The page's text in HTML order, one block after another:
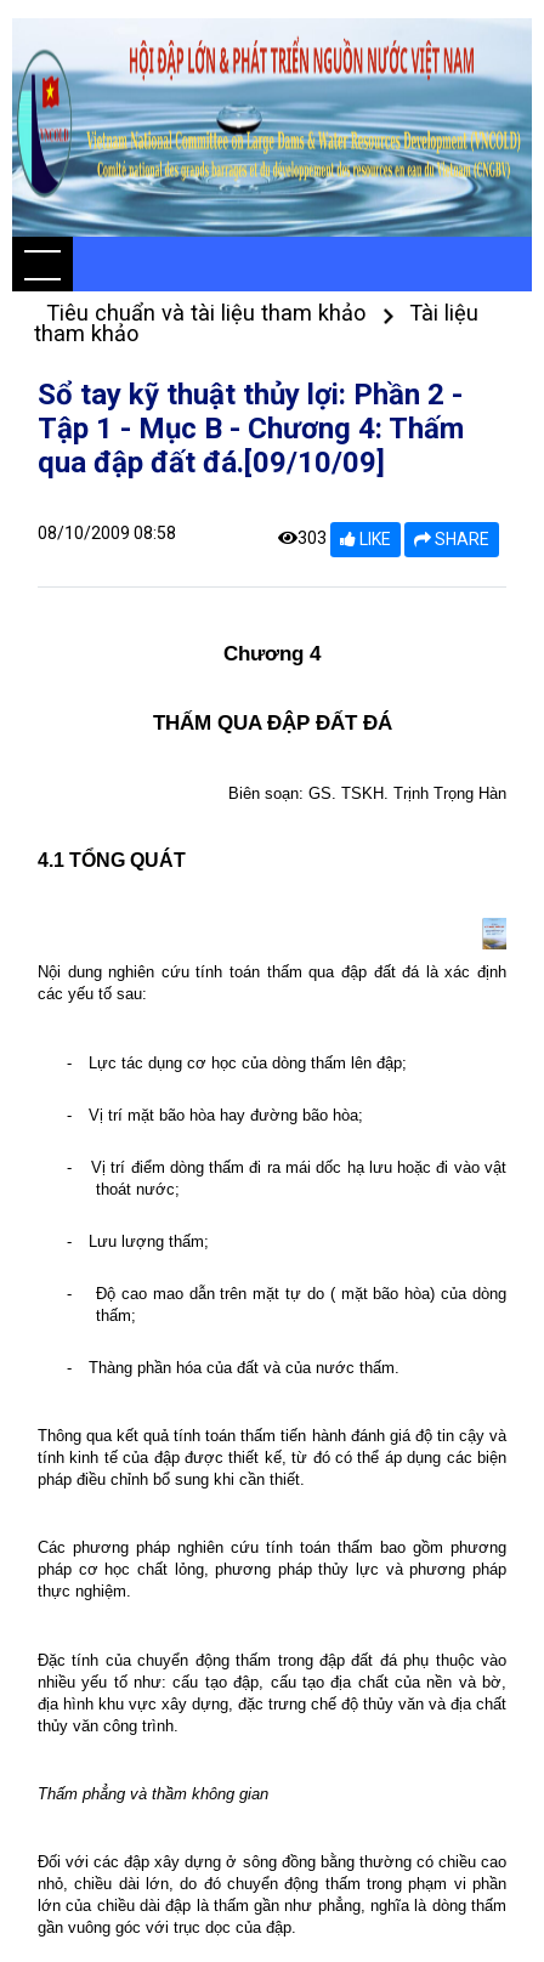
Tiêu chuẩn và tài liệu tham khảo
Tài liệu
tham khảo
Sổ tay kỹ thuật thủy lợi: Phần 2 -
Tập 1 - Mục B - Chương 4: Thấm
qua đập đất đá.[09/10/09]
08/10/2009 08:58 303 LIKE SHARE
Chương 4
THẤM QUA ĐẬP ĐẤT ĐÁ
Biên soạn: GS. TSKH. Trịnh Trọng Hàn
4.1 TỔNG QUÁT
Nội dung nghiên cứu tính toán thấm qua đập đất đá là xác định
các yếu tố sau:
- Lực tác dụng cơ học của dòng thấm lên đập;
- Vị trí mặt bão hòa hay đường bão hòa;
-
Vị trí điểm dòng thấm đi ra mái dốc hạ lưu hoặc đi vào vật
thoát nước;
- Lưu lượng thấm;
-
Độ cao mao dẫn trên mặt tự do ( mặt bão hòa) của dòng
thấm;
- Thàng phần hóa của đất và của nước thấm.
Thông qua kết quả tính toán thấm tiến hành đánh giá độ tin cậy và
tính kinh tế của đập được thiết kế, từ đó có thể áp dụng các biện
pháp điều chỉnh bổ sung khi cần thiết.
Các phương pháp nghiên cứu tính toán thấm bao gồm phương
pháp cơ học chất lỏng, phương pháp thủy lực và phương pháp
thực nghiệm.
Đặc tính của chuyển động thấm trong đập đất đá phụ thuộc vào
nhiều yếu tố như: cấu tạo đập, cấu tạo địa chất của nền và bờ,
địa hình khu vực xây dựng, đặc trưng chế độ thủy văn và địa chất
thủy văn công trình.
Thấm phẳng và thầm không gian
Đối với các đập xây dựng ở sông đồng bằng thường có chiều cao
nhỏ, chiều dài lớn, do đó chuyển động thấm trong phạm vi phần
lớn của chiều dài đập là thấm gần như phẳng, nghĩa là dòng thấm
gần vuông góc với trục dọc của đập.